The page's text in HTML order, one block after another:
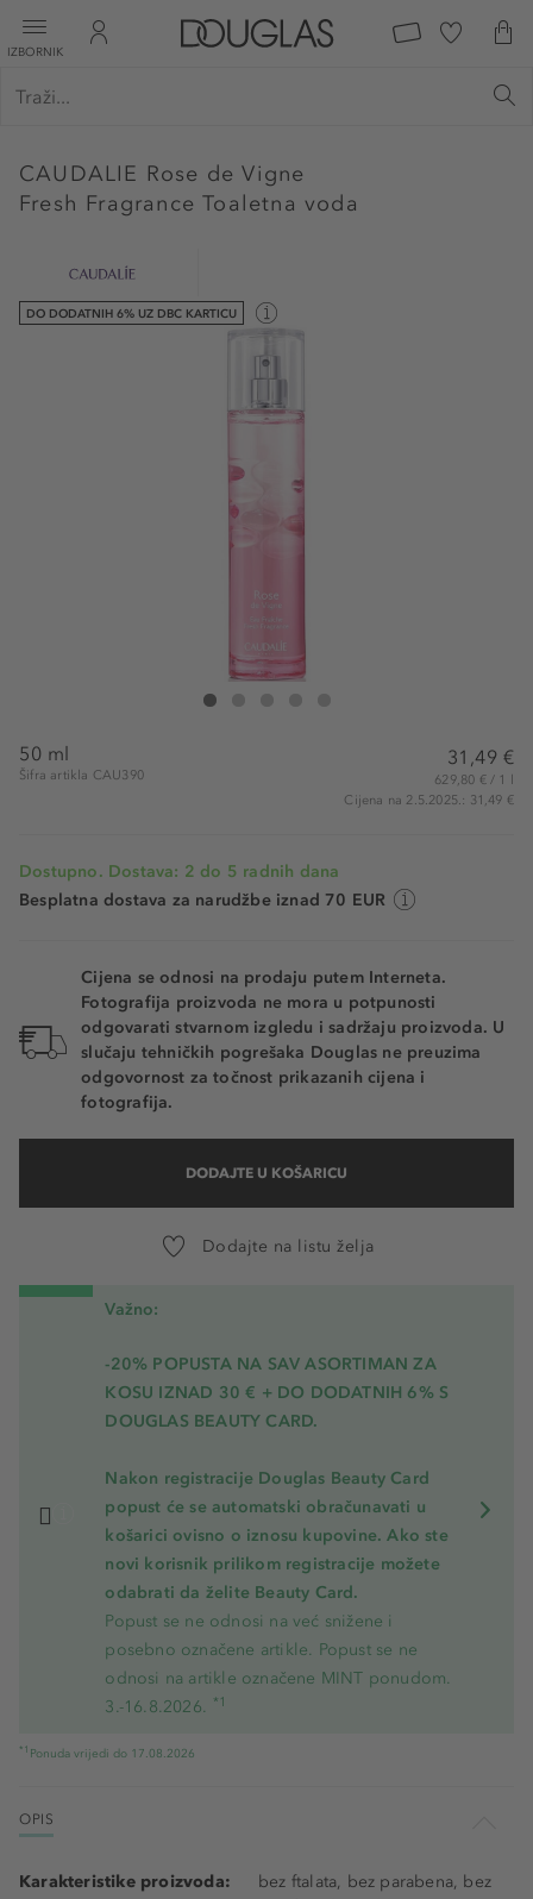
IZBORNIK
CAUDALIE Rose de Vigne
Fresh Fragrance Toaletna voda
DO DODATNIH 6% UZ DBC KARTICU
CAUDALIE Rose de Vigne Fresh Fragrance
50 ml
Šifra artikla CAU390
31,49 €
629,80 € / 1 l
Cijena na 2.5.2025.: 31,49 €
Dostupno. Dostava: 2 do 5 radnih dana
Besplatna dostava za narudžbe iznad 70 EUR
Cijena se odnosi na prodaju putem Interneta.
Fotografija proizvoda ne mora u potpunosti
odgovarati stvarnom izgledu i sadržaju proizvoda. U
slučaju tehničkih pogrešaka Douglas ne preuzima
odgovornost za točnost prikazanih cijena i
fotografija.
DODAJTE U KOŠARICU
Dodajte na listu želja
Važno:
-20% POPUSTA NA SAV ASORTIMAN ZA
KOSU IZNAD 30 € + DO DODATNIH 6% S
DOUGLAS BEAUTY CARD.
Nakon registracije Douglas Beauty Card
popust će se automatski obračunavati u
košarici ovisno o iznosu kupovine. Ako ste
novi korisnik prilikom registracije možete
odabrati da želite Beauty Card.
Popust se ne odnosi na već snižene i
posebno označene artikle. Popust se ne
odnosi na artikle označene MINT ponudom.
3.-16.8.2026. *1
*1 Ponuda vrijedi do 17.08.2026
OPIS
Karakteristike proizvoda:
bez ftalata, bez parabena, bez